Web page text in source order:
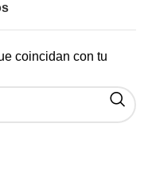
coincidan con tu